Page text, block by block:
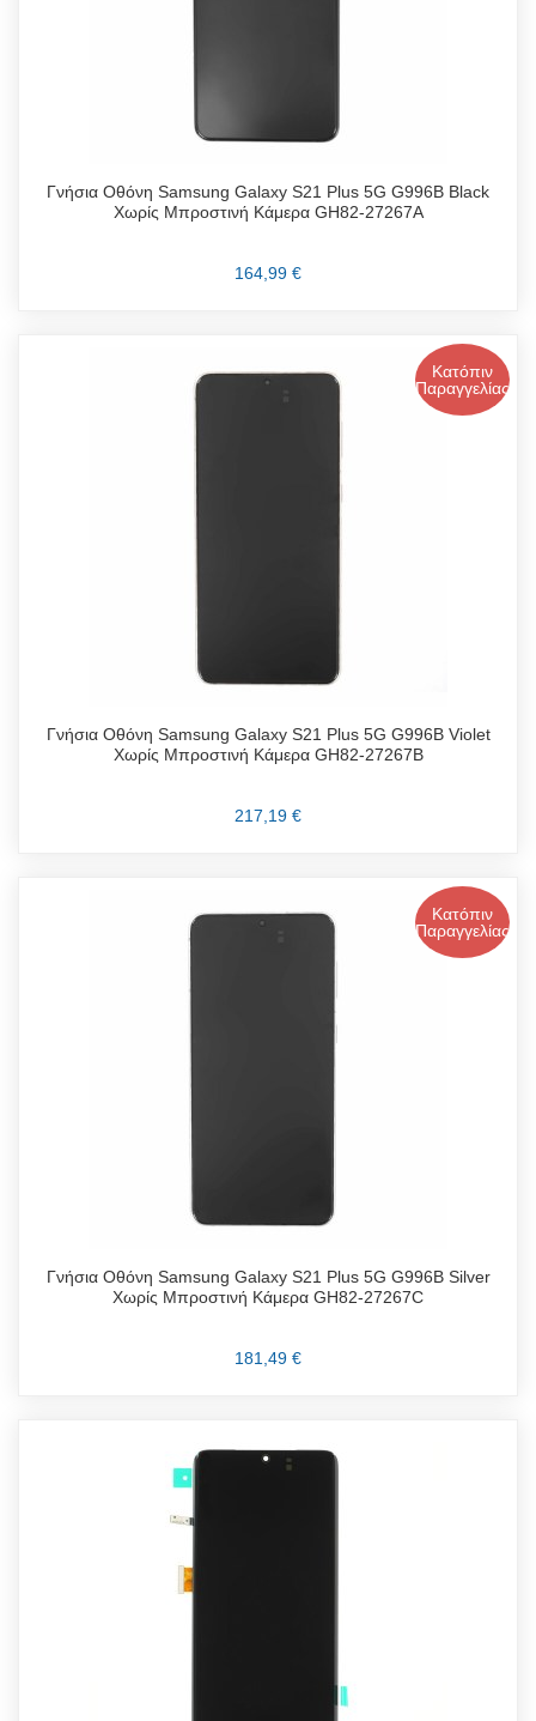
Γνήσια Οθόνη Samsung Galaxy S21 Plus 5G G996B Black
Χωρίς Μπροστινή Κάμερα GH82-27267A
164,99 €
Κατόπιν
Παραγγελίας
Γνήσια Οθόνη Samsung Galaxy S21 Plus 5G G996B Violet
Χωρίς Μπροστινή Κάμερα GH82-27267B
217,19 €
Κατόπιν
Παραγγελίας
Γνήσια Οθόνη Samsung Galaxy S21 Plus 5G G996B Silver
Χωρίς Μπροστινή Κάμερα GH82-27267C
181,49 €